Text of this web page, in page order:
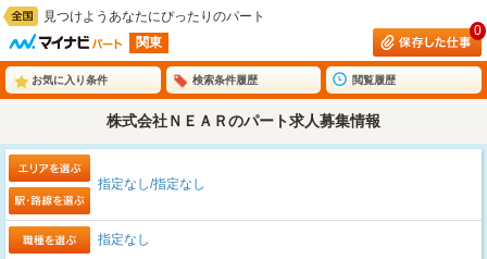
見つけようあなたにぴったりのパート
関東
0
お気に入り条件 検索条件履歴 閲覧履歴
株式会社ＮＥＡＲのパート求人募集情報
指定なし/指定なし
指定なし